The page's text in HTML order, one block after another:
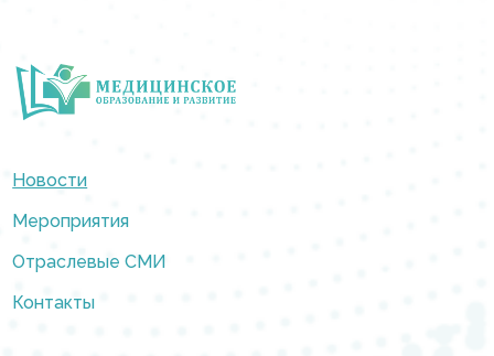
Новости
Мероприятия
Отраслевые СМИ
Контакты